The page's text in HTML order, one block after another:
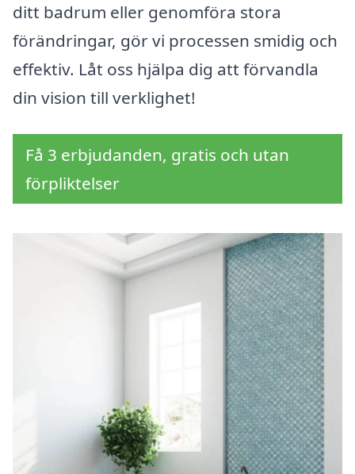
ditt badrum eller genomföra stora
förändringar, gör vi processen smidig och
effektiv. Låt oss hjälpa dig att förvandla
din vision till verklighet!
Få 3 erbjudanden, gratis och utan
förpliktelser